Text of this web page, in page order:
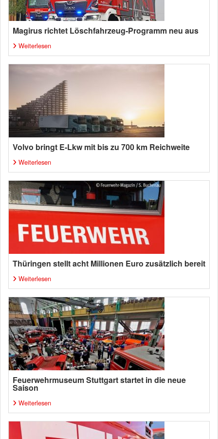
Magirus richtet Löschfahrzeug-Programm neu aus
Weiterlesen
Volvo bringt E-Lkw mit bis zu 700 km Reichweite
Weiterlesen
Thüringen stellt acht Millionen Euro zusätzlich bereit
Weiterlesen
Feuerwehrmuseum Stuttgart startet in die neue
Saison
Weiterlesen